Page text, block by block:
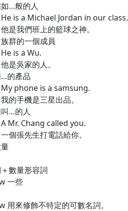
…般的人
He is a Michael Jordan in our class.
他是我們班上的籃球之神。
群的一個成員
He is a Wu.
他是吳家的人。
的產品
My phone is a samsung.
我的手機是三星出品。
…的人
A Mr. Chang called you.
一個張先生打電話給你。
數量形容詞
一些
用來修飾不特定的可數名詞。